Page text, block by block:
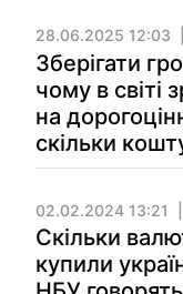
28.06.2025 12:03
Зберігати
чому в світі
на
скільки
02.02.2024 13:21
Скільки
купили